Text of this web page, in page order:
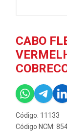
CABO
Código: 11133
Código NCM: